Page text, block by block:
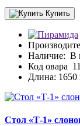
Купить
Наличие: В
Код овара
Длина:
Стол «Т-1»